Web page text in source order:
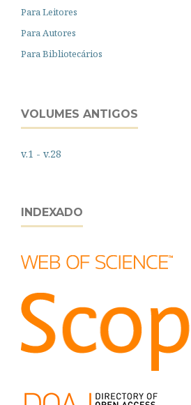
Para Leitores
Para Autores
Para Bibliotecários
VOLUMES ANTIGOS
v.1 - v.28
INDEXADO